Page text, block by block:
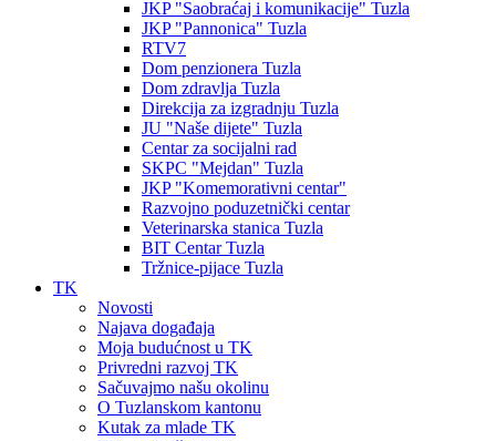
JKP "Saobraćaj i komunikacije" Tuzla
JKP "Pannonica" Tuzla
RTV7
Dom penzionera Tuzla
Dom zdravlja Tuzla
Direkcija za izgradnju Tuzla
JU "Naše dijete" Tuzla
Centar za socijalni rad
SKPC "Mejdan" Tuzla
JKP "Komemorativni centar"
Razvojno poduzetnički centar
Veterinarska stanica Tuzla
BIT Centar Tuzla
Tržnice-pijace Tuzla
TK
Novosti
Najava događaja
Moja budućnost u TK
Privredni razvoj TK
Sačuvajmo našu okolinu
O Tuzlanskom kantonu
Kutak za mlade TK